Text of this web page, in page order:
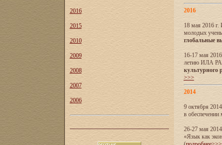
2016
2015
2010
2009
2008
2007
2006
2016
18 мая 2016 г.
молодых
глобальные
16-17 мая
летию ИЛА
культурного
>>>
2014
9 октября
в обеспечении
26-27 мая
«Язык как